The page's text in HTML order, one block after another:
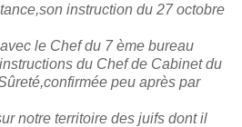
instruction du 27 octobre
le Chef du 7 ème bureau
du Chef de Cabinet du
peu après par
notre territoire des juifs dont il